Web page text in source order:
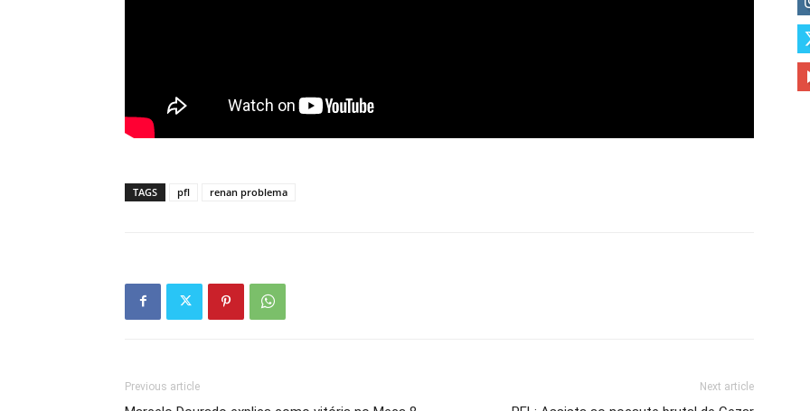
TAGS pfl renan problema
Previous article Next article